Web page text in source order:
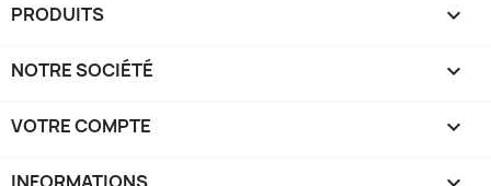
PRODUITS 
NOTRE SOCIÉTÉ 
VOTRE COMPTE 
INFORMATIONS